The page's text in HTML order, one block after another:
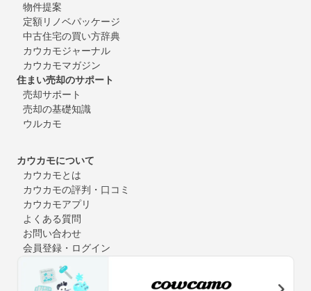
物件提案
定額リノベパッケージ
中古住宅の買い方辞典
カウカモジャーナル
カウカモマガジン
住まい売却のサポート
売却サポート
売却の基礎知識
ウルカモ
カウカモについて
カウカモとは
カウカモの評判・口コミ
カウカモアプリ
よくある質問
お問い合わせ
会員登録・ログイン